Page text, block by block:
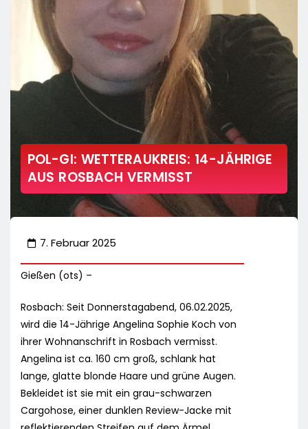
POL-GI: WETTERAUKREIS: 14-JÄHRIGE
AUS ROSBACH VERMISST
7. Februar 2025
Gießen (ots) –
Rosbach: Seit Donnerstagabend, 06.02.2025,
wird die 14-Jährige Angelina Sophie Koch von
ihrer Wohnanschrift in Rosbach vermisst.
Angelina ist ca. 160 cm groß, schlank hat
lange, glatte blonde Haare und grüne Augen.
Bekleidet ist sie mit ein grau-schwarzen
Cargohose, einer dunklen Review-Jacke mit